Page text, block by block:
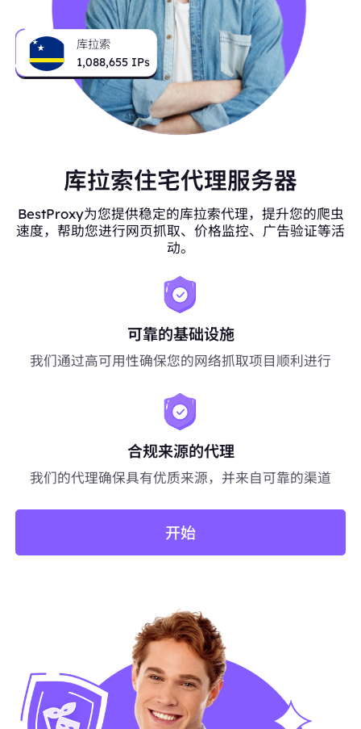
库拉索
1,088,655 IPs
库拉索住宅代理服务器
BestProxy为您提供稳定的库拉索代理，提升您的爬虫
速度，帮助您进行网页抓取、价格监控、广告验证等活
动。
可靠的基础设施
我们通过高可用性确保您的网络抓取项目顺利进行
合规来源的代理
我们的代理确保具有优质来源，并来自可靠的渠道
开始